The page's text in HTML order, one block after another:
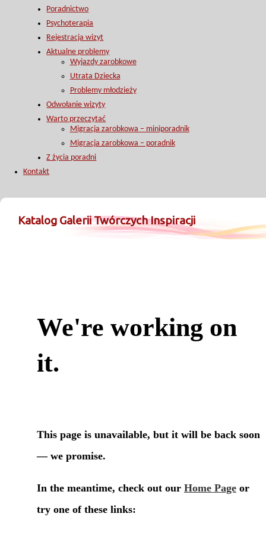
Poradnictwo
Psychoterapia
Rejestracja wizyt
Aktualne problemy
Wyjazdy zarobkowe
Utrata Dziecka
Problemy młodzieży
Odwołanie wizyty
Warto przeczytać
Migracja zarobkowa – miniporadnik
Migracja zarobkowa – poradnik
Z życia poradni
Kontakt
Katalog Galerii Twórczych Inspiracji